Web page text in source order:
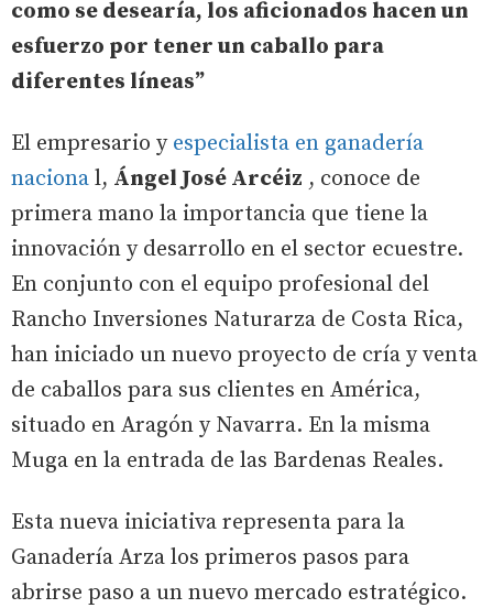
como se desearía, los aficionados hacen un
esfuerzo por tener un caballo para
diferentes líneas”
El empresario y especialista en ganadería
naciona l, Ángel José Arcéiz , conoce de
primera mano la importancia que tiene la
innovación y desarrollo en el sector ecuestre.
En conjunto con el equipo profesional del
Rancho Inversiones Naturarza de Costa Rica,
han iniciado un nuevo proyecto de cría y venta
de caballos para sus clientes en América,
situado en Aragón y Navarra. En la misma
Muga en la entrada de las Bardenas Reales.
Esta nueva iniciativa representa para la
Ganadería Arza los primeros pasos para
abrirse paso a un nuevo mercado estratégico.